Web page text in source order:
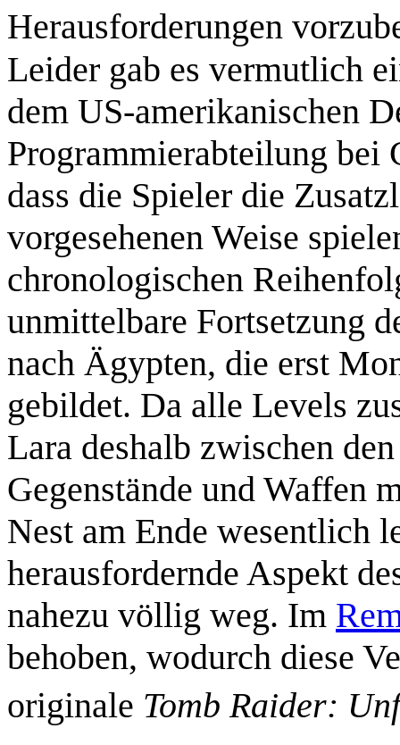
Herausforderungen
Leider gab es vermutlich
dem US-amerikanischen
Programmierabteilung bei
dass die Spieler die
vorgesehenen Weise
chronologischen
unmittelbare Fortsetzung
nach Ägypten, die erst
gebildet. Da alle Levels
Lara deshalb zwischen
Gegenstände und Waffen
Nest am Ende wesentlich
herausfordernde Aspekt
nahezu völlig weg. Im
behoben, wodurch diese
originale Tomb Raider: